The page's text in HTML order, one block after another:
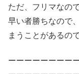
ただ、フリマなの
早い者勝ちなので
まうことがあるの
ーーーーーーーー